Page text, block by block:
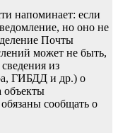
напоминает: если
но оно не
Почты
может не быть,
из
ГИБДД и др.) о
объекты
сообщать о